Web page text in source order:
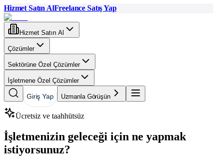
Hizmet Satın AlFreelance Satış Yap
Hizmet Satın Al
Çözümler
Sektörüne Özel Çözümler
İşletmene Özel Çözümler
Giriş Yap Uzmanla Görüşün
Ücretsiz ve taahhütsüz
İşletmenizin geleceği için ne yapmak
istiyorsunuz?